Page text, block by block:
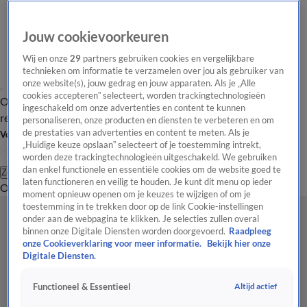
Overzicht Laatste nieuws Regionieuws Het beste van Hart
Tip de
redactie
Volg Hart van Nederland
Zoeken
OverzichtRegioUitzendingenWeerTip de redactiePanelVideo's
Jouw cookievoorkeuren
Wij en onze29 partners gebruiken cookies en vergelijkbare
technieken om informatie te verzamelen over jou als gebruiker van
onze website(s), jouw gedrag en jouw apparaten. Als je „Alle
cookies accepteren” selecteert, worden trackingtechnologieën
ingeschakeld om onze advertenties en content te kunnen
personaliseren, onze producten en diensten te verbeteren en om
de prestaties van advertenties en content te meten. Als je
„Huidige keuze opslaan” selecteert of je toestemming intrekt,
worden deze trackingtechnologieën uitgeschakeld. We gebruiken
dan enkel functionele en essentiële cookies om de website goed te
laten functioneren en veilig te houden. Je kunt dit menu op ieder
moment opnieuw openen om je keuzes te wijzigen of om je
toestemming in te trekken door op de link Cookie-instellingen
onder aan de webpagina te klikken. Je selecties zullen overal
binnen onze Digitale Diensten worden doorgevoerd. Raadpleeg
onze Cookieverklaring voor meer informatie.
Bekijk hier onze
Digitale Diensten.
Functioneel & Essentieel Altijd actief